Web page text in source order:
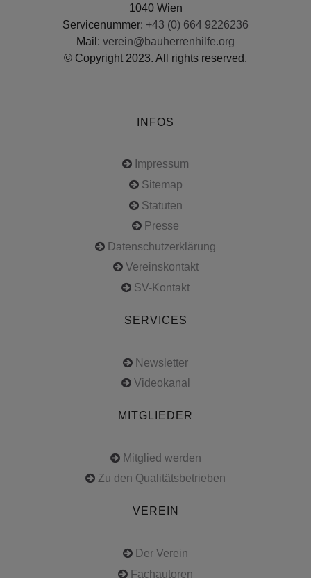
1040 Wien
Servicenummer: +43 (0) 664 9226236
Mail: verein@bauherrenhilfe.org
© Copyright 2023. All rights reserved.
INFOS
Impressum
Sitemap
Statuten
Presse
Datenschutzerklärung
Vereinskontakt
SV-Kontakt
SERVICES
Newsletter
Videokanal
MITGLIEDER
Mitglied werden
Zu den Qualitätsbetrieben
VEREIN
Der Verein
Fachautoren